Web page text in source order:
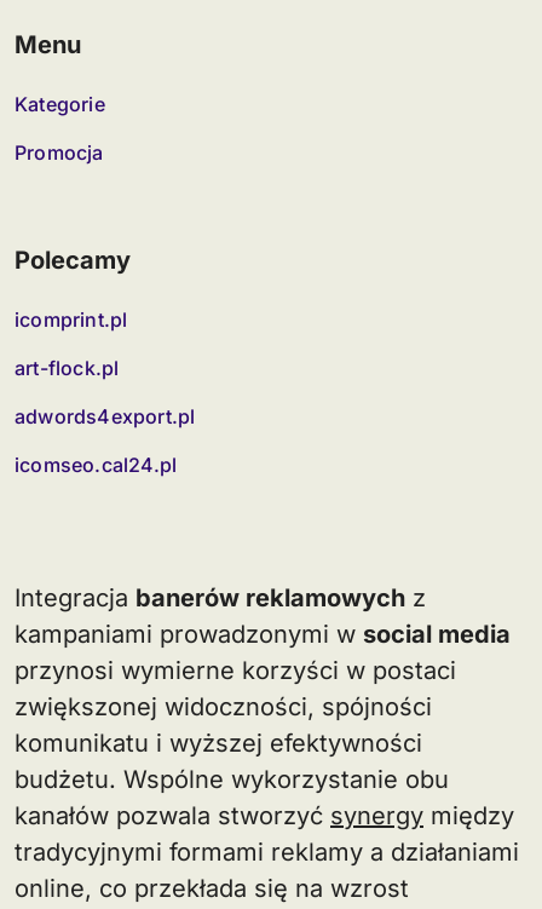
Menu
Kategorie
Promocja
Polecamy
icomprint.pl
art-flock.pl
adwords4export.pl
icomseo.cal24.pl
Integracja banerów reklamowych z
kampaniami prowadzonymi w social media
przynosi wymierne korzyści w postaci
zwiększonej widoczności, spójności
komunikatu i wyższej efektywności
budżetu. Wspólne wykorzystanie obu
kanałów pozwala stworzyć synergy między
tradycyjnymi formami reklamy a działaniami
online, co przekłada się na wzrost